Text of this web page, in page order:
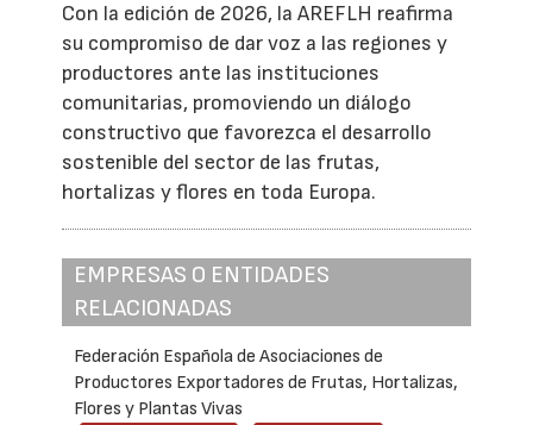
Con la edición de 2026, la AREFLH reafirma
su compromiso de dar voz a las regiones y
productores ante las instituciones
comunitarias, promoviendo un diálogo
constructivo que favorezca el desarrollo
sostenible del sector de las frutas,
hortalizas y flores en toda Europa.
EMPRESAS O ENTIDADES
RELACIONADAS
Federación Española de Asociaciones de
Productores Exportadores de Frutas, Hortalizas,
Flores y Plantas Vivas